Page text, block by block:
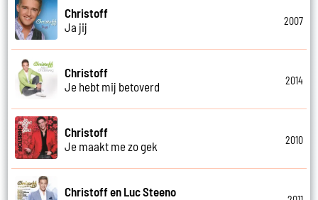
Christoff
Ja jij
2007
Christoff
Je hebt mij betoverd
2014
Christoff
Je maakt me zo gek
2010
Christoff en Luc Steeno